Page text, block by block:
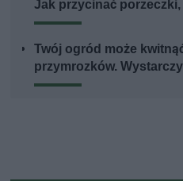
Jak przycinać
Twój ogród może
przymrozków.